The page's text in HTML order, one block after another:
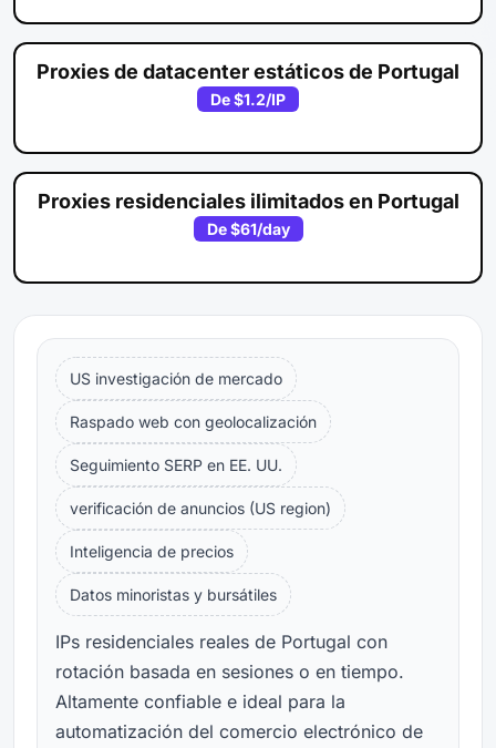
Proxies de datacenter estáticos de Portugal
De$1.2/IP
Proxies residenciales ilimitados en Portugal
De$61/day
US investigación de mercado
Raspado web con geolocalización
Seguimiento SERP en EE. UU.
verificación de anuncios (US region)
Inteligencia de precios
Datos minoristas y bursátiles
IPs residenciales reales de Portugal con
rotación basada en sesiones o en tiempo.
Altamente confiable e ideal para la
automatización del comercio electrónico de